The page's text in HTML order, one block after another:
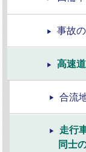
事故
高速
合流
走行
同士